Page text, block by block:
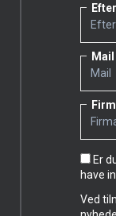
Mail
Er
have
Ved